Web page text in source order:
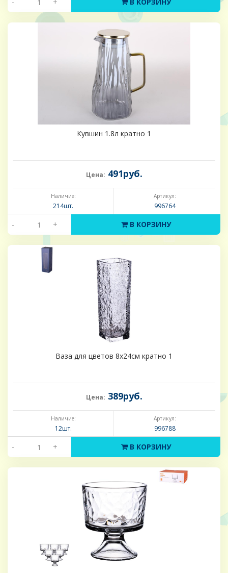
Кувшин 1.8л кратно 1
Цена: 491руб.
Наличие:
214шт.
Артикул:
996764
- + В КОРЗИНУ
Ваза для цветов 8х24см кратно 1
Цена: 389руб.
Наличие:
12шт.
Артикул:
996788
- + В КОРЗИНУ